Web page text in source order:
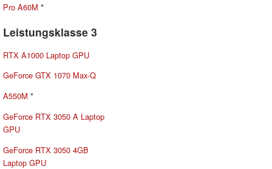
Pro A60M *
Leistungsklasse 3
RTX A1000 Laptop GPU
GeForce GTX 1070 Max-Q
A550M *
GeForce RTX 3050 A Laptop
GPU
GeForce RTX 3050 4GB
Laptop GPU